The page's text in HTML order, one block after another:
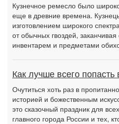
Кузнечное ремесло было
еще в древние времена.
изготовлением широкого
от обычных гвоздей,
инвентарем и предметами
Как лучше всего
Очутиться хоть раз в
историей и божественным
это сказочный праздник для
главного города России и тех,